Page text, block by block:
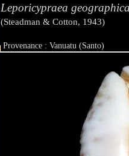
Leporicypraea
(Steadman & Cotton, 1943)
Provenance : Vanuatu (Santo)
Taille : 71.3 mm